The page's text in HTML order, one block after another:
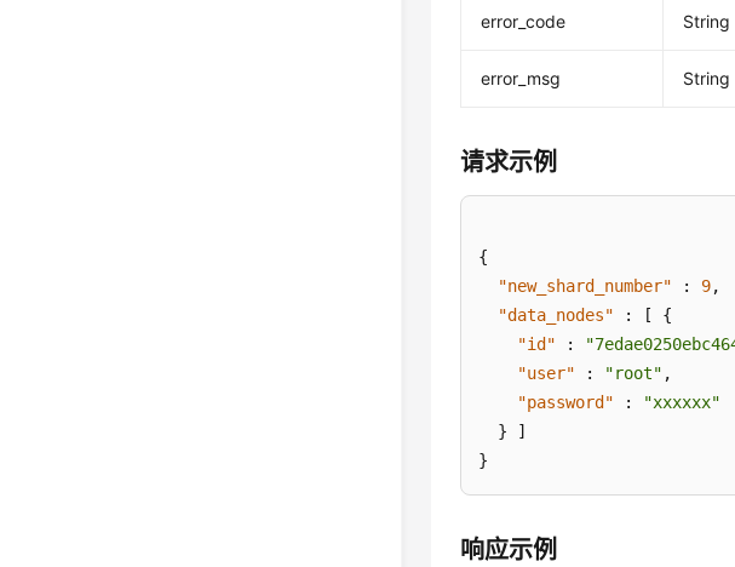
error_code String
error_msg String
请求示例
{
"new_shard_number"
: 9,
"data_nodes"
: [
{
"id"
:
"user"
: "root" ,
"password"
:
"xxxxxx"
}
]
}
响应示例